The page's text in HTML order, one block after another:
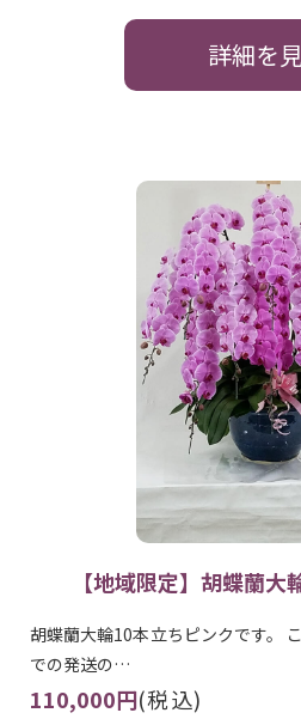
詳細を
【地域限定】胡蝶蘭
胡蝶蘭大輪10本立ちピンクです。
での発送の…
110,000円(税込)